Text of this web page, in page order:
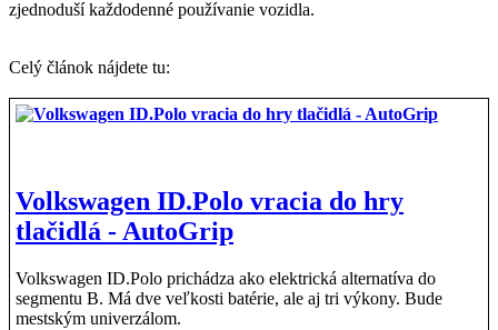
zjednoduší každodenné používanie vozidla.
Celý článok nájdete tu:
Volkswagen ID.Polo vracia do hry
tlačidlá - AutoGrip
Volkswagen ID.Polo prichádza ako elektrická alternatíva do
segmentu B. Má dve veľkosti batérie, ale aj tri výkony. Bude
mestským univerzálom.